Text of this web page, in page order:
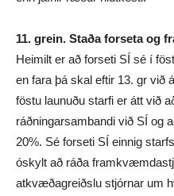
11. grein. Staða forseta og
Heimilt er að forseti SÍ sé í
en fara þá skal eftir 13. gr við
föstu launuðu starfi er átt við
ráðningarsambandi við SÍ og
20%. Sé forseti SÍ einnig
óskylt að ráða
atkvæðagreiðslu stjórnar um